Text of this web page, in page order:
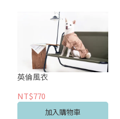
英倫風衣
NT$770
加入購物車